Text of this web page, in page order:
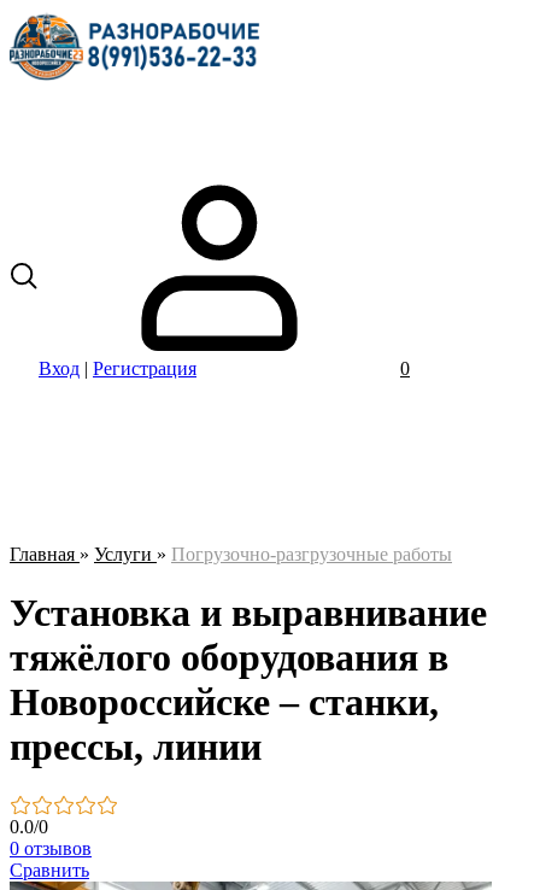
Вход | Регистрация 0
Главная » Услуги » Погрузочно-разгрузочные работы
Установка и выравнивание
тяжёлого оборудования в
Новороссийске – станки,
прессы, линии
0.0/0
0 отзывов
Сравнить